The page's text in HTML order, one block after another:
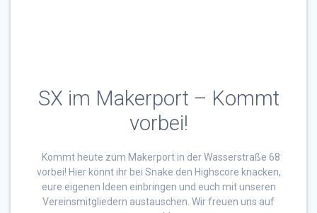
SX im Makerport – Kommt
vorbei!
Kommt heute zum Makerport in der Wasserstraße 68
vorbei! Hier könnt ihr bei Snake den Highscore knacken,
eure eigenen Ideen einbringen und euch mit unseren
Vereinsmitgliedern austauschen. Wir freuen uns auf